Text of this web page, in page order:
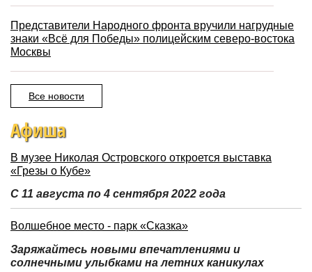
Представители Народного фронта вручили нагрудные
знаки «Всё для Победы» полицейским северо-востока
Москвы
Все новости
Афиша
В музее Николая Островского откроется выставка
«Грезы о Кубе»
С 11 августа по 4 сентября 2022 года
Волшебное место - парк «Сказка»
Заряжайтесь новыми впечатлениями и
солнечными улыбками на летних каникулах